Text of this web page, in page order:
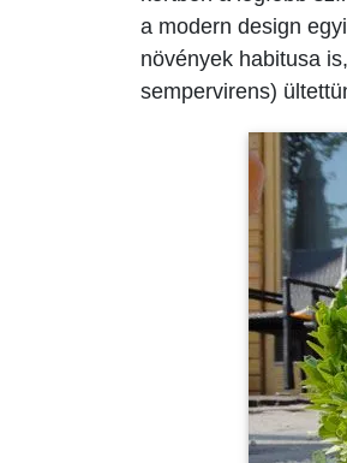
a modern design
növények habitusa
sempervirens)